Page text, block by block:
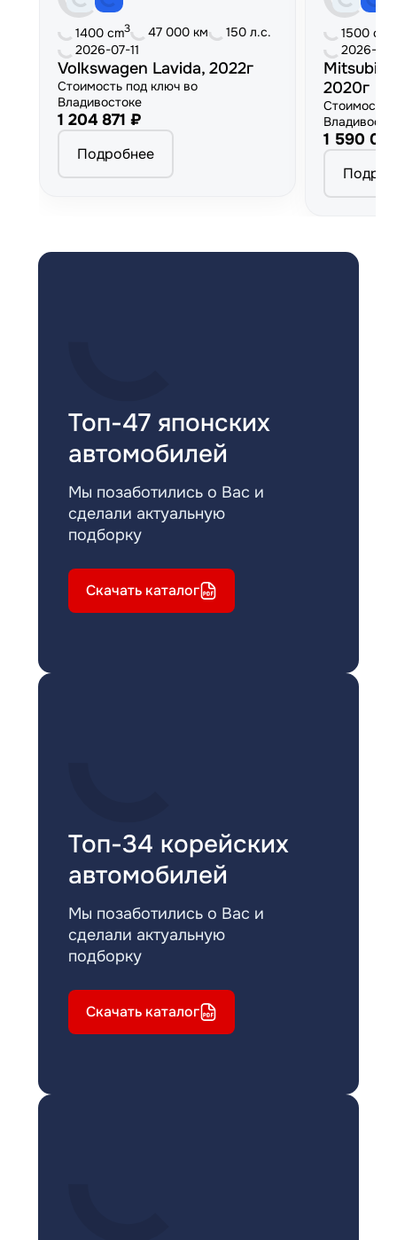
1400 cm3 47 000 км
150 л.с.
2026-07-11
Volkswagen Lavida, 2022г
Стоимость под ключ во
Владивостоке
1 204 871 ₽
Подробнее
1500 cm
2026-
2020г
Стоимость
1 590
Топ-47 японских
автомобилей
Мы позаботились о Вас и
сделали актуальную
подборку
Скачать каталог
Топ-34 корейских
автомобилей
Мы позаботились о Вас и
сделали актуальную
подборку
Скачать каталог